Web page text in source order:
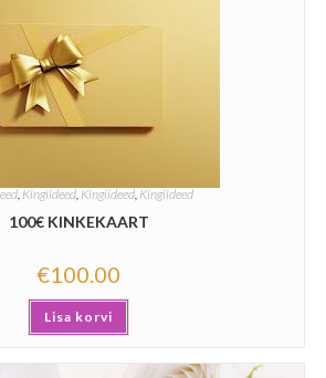
, Kingiideed, Kingiideed, Kingiideed
100€ KINKEKAART
€100.00
Lisa korvi